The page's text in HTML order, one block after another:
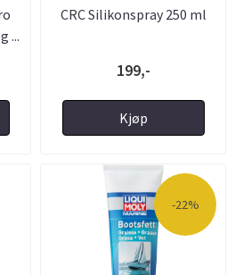
...
CRC Silikonspray 250 ml
199,-
Kjøp
-22%